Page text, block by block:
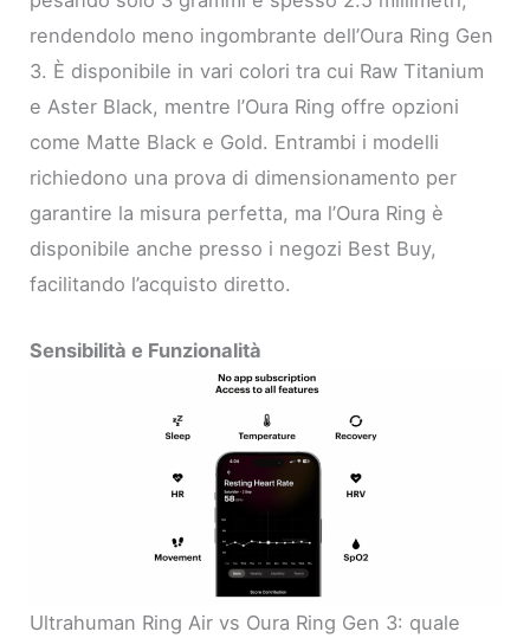
rendendolo meno ingombrante dell’Oura Ring Gen
3. È disponibile in vari colori tra cui Raw Titanium
e Aster Black, mentre l’Oura Ring offre opzioni
come Matte Black e Gold. Entrambi i modelli
richiedono una prova di dimensionamento per
garantire la misura perfetta, ma l’Oura Ring è
disponibile anche presso i negozi Best Buy,
facilitando l’acquisto diretto.
Sensibilità e Funzionalità
Ultrahuman Ring Air vs Oura Ring Gen 3: quale